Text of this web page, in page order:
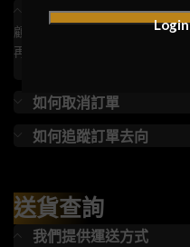
查閱訂單紀錄
顧客可以登入MORI會員系統
再按下"訂單紀錄" 就可以睇返
如何取消訂單
如何追蹤訂單去向
送貨查詢
我們提供運送方式